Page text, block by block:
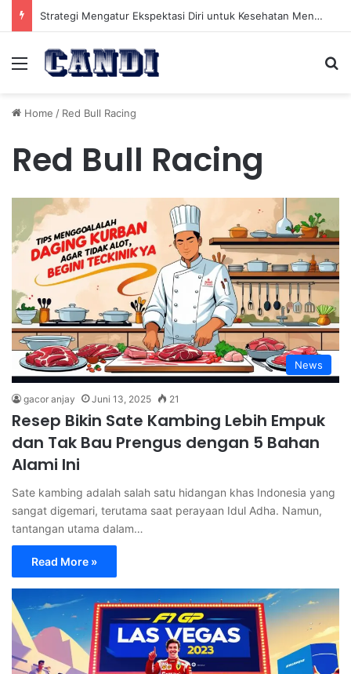
Strategi Mengatur Ekspektasi Diri untuk Kesehatan Mental yang Lebih Seimbang
Menu
Home / Red Bull Racing
Red Bull Racing
News
gacor anjay Juni 13, 2025 21
Resep Bikin Sate Kambing Lebih Empuk
dan Tak Bau Prengus dengan 5 Bahan
Alami Ini
Sate kambing adalah salah satu hidangan khas Indonesia yang
sangat digemari, terutama saat perayaan Idul Adha. Namun,
tantangan utama dalam…
Read More »